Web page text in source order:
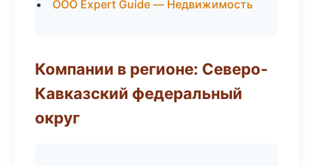
ООО Expert Guide — Недвижимость
Компании в регионе: Северо-
Кавказский федеральный
округ